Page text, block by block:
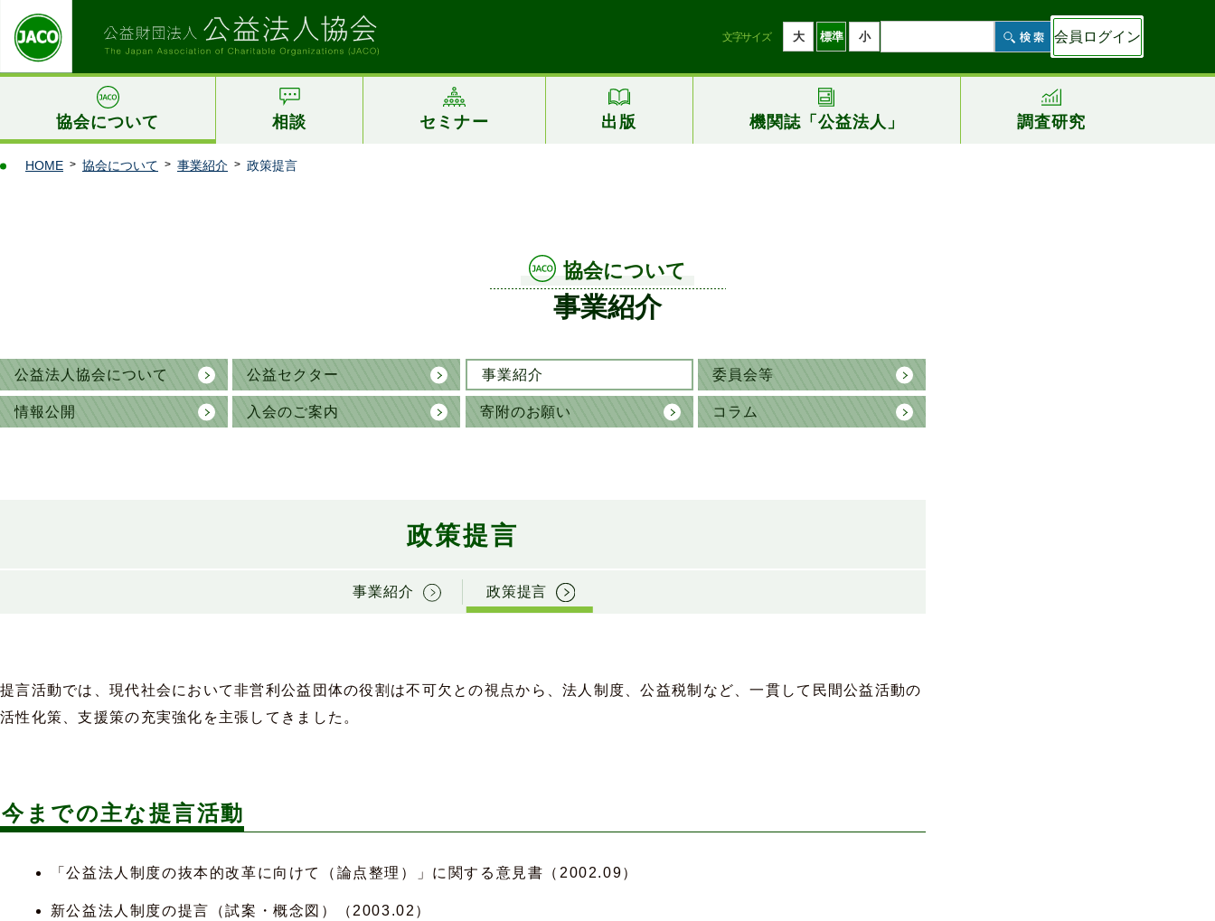
文字サイズ 大 標準 小 会員ログイン
協会について 相談 セミナー 出版 機関誌「公益法人」 調査研究
HOME 協会について 事業紹介 政策提言
協会について
事業紹介
公益法人協会について 公益セクター 事業紹介 委員会等
情報公開 入会のご案内 寄附のお願い コラム
政策提言
事業紹介 政策提言
提言活動では、現代社会において非営利公益団体の役割は不可欠との視点から、法人制度、公益税制など、一貫して民間公益活動の
活性化策、支援策の充実強化を主張してきました。
今までの主な提言活動
「公益法人制度の抜本的改革に向けて（論点整理）」に関する意見書（2002.09）
新公益法人制度の提言（試案・概念図）（2003.02）